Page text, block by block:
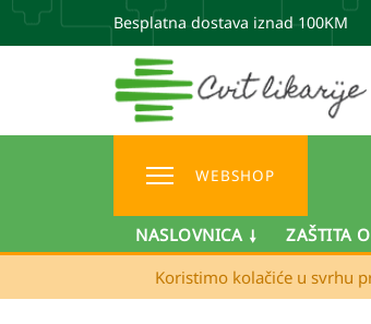
Besplatna dostava iznad 100KM
WEBSHOP
NASLOVNICA ZAŠTITA
Koristimo kolačiće u svrhu